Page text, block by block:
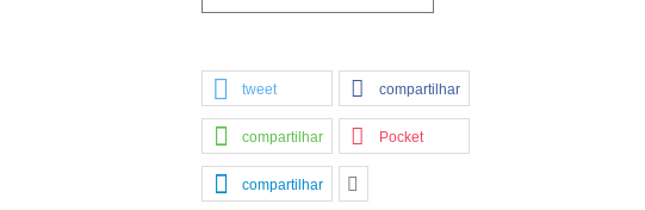
tweet compartilhar
compartilhar Pocket
compartilhar